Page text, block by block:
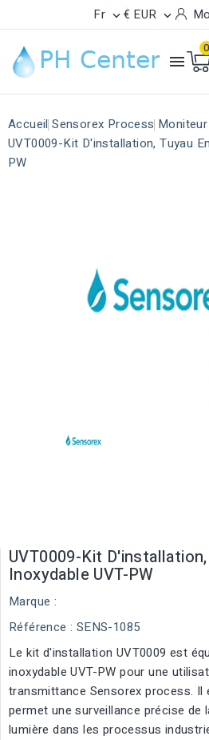
Fr  € EUR 

0
Accueil Sensorex Process
UVT0009-Kit D'installation, Tuyau
PW
UVT0009-Kit
Inoxydable UVT-PW
Marque :
Référence : SENS-1085
Le kit d'installation UVT0009 est
inoxydable UVT-PW pour une
transmittance Sensorex process.
permet une surveillance précise de
lumière dans les processus